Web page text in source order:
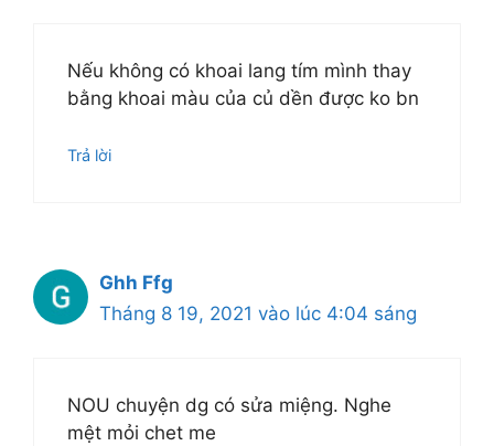
Nếu không có khoai lang tím mình thay
bằng khoai màu của củ dền được ko bn
Trả lời
Ghh Ffg
Tháng 8 19, 2021 vào lúc 4:04 sáng
NOU chuyện dg có sửa miệng. Nghe
mệt mỏi chet me